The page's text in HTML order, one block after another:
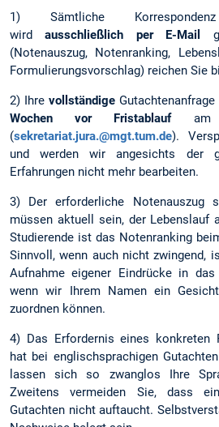
1) Sämtliche
wird ausschließlich per E-Mail
(Notenauszug, Notenranking,
Formulierungsvorschlag) reichen Sie
2) Ihrevollständige
Wochen vor Fristablaufam
(sekretariat.jura.@mgt.tum.de).
und werden wir angesichts der
Erfahrungen nicht mehr bearbeiten.
3) Der erforderliche Notenauszug
müssen aktuell sein, der Lebenslauf
Studierende ist das Notenranking
Sinnvoll, wenn auch nicht zwingend,
Aufnahme eigener Eindrücke in
wenn wir Ihrem Namen ein
zuordnen können.
4) Das Erfordernis eines konkreten
hat bei englischsprachigen
lassen sich so zwanglos Ihre
Zweitens vermeiden Sie, dass
Gutachten nicht auftaucht.